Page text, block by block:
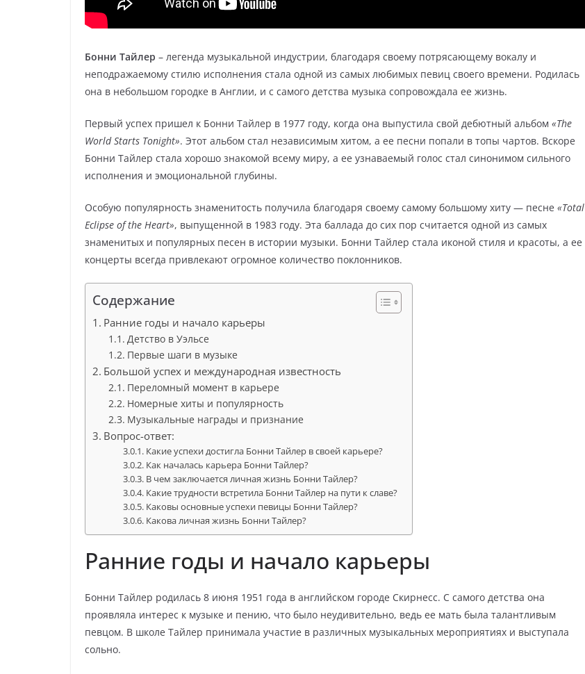
Бонни Тайлер – легенда музыкальной индустрии, благодаря своему потрясающему вокалу и
неподражаемому стилю исполнения стала одной из самых любимых певиц своего времени. Родилась
она в небольшом городке в Англии, и с самого детства музыка сопровождала ее жизнь.
Первый успех пришел к Бонни Тайлер в 1977 году, когда она выпустила свой дебютный альбом «The
World Starts Tonight». Этот альбом стал независимым хитом, а ее песни попали в топы чартов. Вскоре
Бонни Тайлер стала хорошо знакомой всему миру, а ее узнаваемый голос стал синонимом сильного
исполнения и эмоциональной глубины.
Особую популярность знаменитость получила благодаря своему самому большому хиту — песне «Total
Eclipse of the Heart», выпущенной в 1983 году. Эта баллада до сих пор считается одной из самых
знаменитых и популярных песен в истории музыки. Бонни Тайлер стала иконой стиля и красоты, а ее
концерты всегда привлекают огромное количество поклонников.
Содержание
Ранние годы и начало карьеры
Детство в Уэльсе
Первые шаги в музыке
Большой успех и международная известность
Переломный момент в карьере
Номерные хиты и популярность
Музыкальные награды и признание
Вопрос-ответ:
Какие успехи достигла Бонни Тайлер в своей карьере?
Как началась карьера Бонни Тайлер?
В чем заключается личная жизнь Бонни Тайлер?
Какие трудности встретила Бонни Тайлер на пути к славе?
Каковы основные успехи певицы Бонни Тайлер?
Какова личная жизнь Бонни Тайлер?
Ранние годы и начало карьеры
Бонни Тайлер родилась 8 июня 1951 года в английском городе Скирнесс. С самого детства она
проявляла интерес к музыке и пению, что было неудивительно, ведь ее мать была талантливым
певцом. В школе Тайлер принимала участие в различных музыкальных мероприятиях и выступала
сольно.